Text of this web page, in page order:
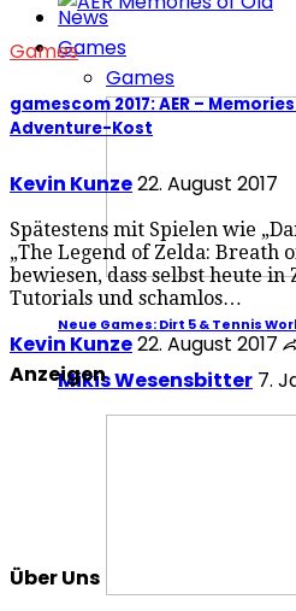
News
Games
Games
Neue Games: Dirt 5 & Tennis
Mikis Wesensbitter 7.
Games
gamescom 2017: AER –
Adventure-Kost
Kevin Kunze22. August 2017
Spätestens mit Spielen wie
„The Legend of Zelda: Breath
bewiesen, dass selbst heute
Tutorials und schamlos…
Kevin Kunze22. August 2017
Anzeigen
Über Uns